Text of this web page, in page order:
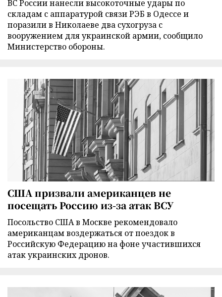
ВС России нанесли высокоточные удары по
складам с аппаратурой связи РЭБ в Одессе и
поразили в Николаеве два сухогруза с
вооружением для украинской армии, сообщило
Министерство обороны.
США призвали американцев не
посещать Россию из-за атак ВСУ
Посольство США в Москве рекомендовало
американцам воздержаться от поездок в
Российскую Федерацию на фоне участившихся
атак украинских дронов.